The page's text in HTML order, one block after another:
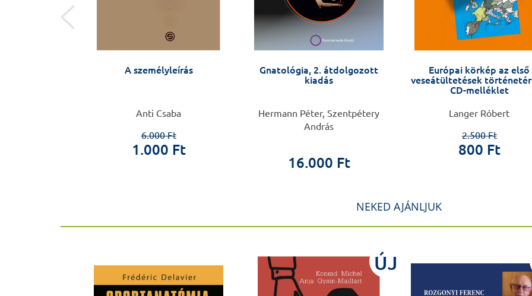
A személyleírás
Anti Csaba
6.000 Ft
1.000 Ft
Gnatológia, 2. átdolgozott
kiadás
Hermann Péter, Szentpétery
András
16.000 Ft
Európai körkép az első
veseátültetések
CD-melléklet
Langer Róbert
2.500 Ft
800 Ft
NEKED AJÁNLJUK
ÚJ